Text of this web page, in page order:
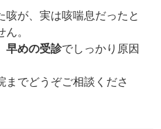
咳が、実は咳喘息だったと
。
早めの受診でしっかり原因
までどうぞご相談くださ